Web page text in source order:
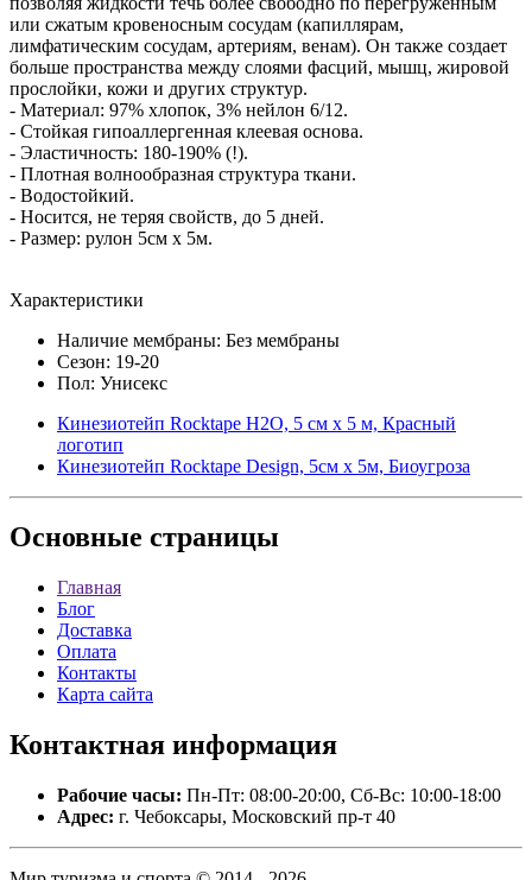
или сжатым кровеносным сосудам (капиллярам,
лимфатическим сосудам, артериям, венам). Он также создает
больше пространства между слоями фасций, мышц, жировой
прослойки, кожи и других структур.
- Материал: 97% хлопок, 3% нейлон 6/12.
- Стойкая гипоаллергенная клеевая основа.
- Эластичность: 180-190% (!).
- Плотная волнообразная структура ткани.
- Водостойкий.
- Носится, не теряя свойств, до 5 дней.
- Размер: рулон 5см х 5м.
Характеристики
Наличие мембраны: Без мембраны
Сезон: 19-20
Пол: Унисекс
Кинезиотейп Rocktape H2O, 5 см х 5 м, Красный
логотип
Кинезиотейп Rocktape Design, 5см х 5м, Биоугроза
Основные страницы
Главная
Блог
Доставка
Оплата
Контакты
Карта сайта
Контактная информация
Рабочие часы: Пн-Пт: 08:00-20:00, Сб-Вс: 10:00-18:00
Адрес: г. Чебоксары, Московский пр-т 40